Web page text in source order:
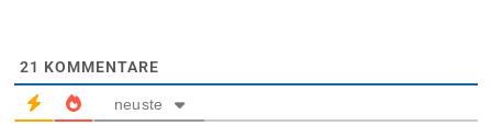
21 KOMMENTARE
neuste